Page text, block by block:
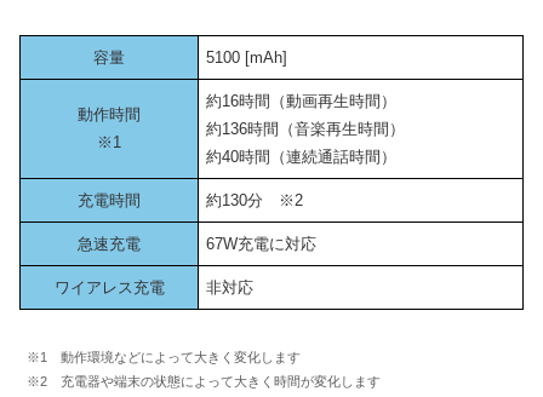
容量 5100 [mAh]
動作時間
※1
約16時間（動画再生時間）
約136時間（音楽再生時間）
約40時間（連続通話時間）
充電時間 約130分 ※2
急速充電 67W充電に対応
ワイアレス充電 非対応
※1 動作環境などによって大きく変化します
※2 充電器や端末の状態によって大きく時間が変化します